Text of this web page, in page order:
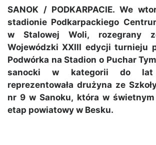
SANOK / PODKARPACIE. We
stadionie Podkarpackiego
w Stalowej Woli, rozegrany
Wojewódzki XXIII edycji turnieju
Podwórka na Stadion o Puchar
sanocki w kategorii do lat
reprezentowała drużyna ze
nr 9 w Sanoku, która w świetnym
etap powiatowy w Besku.